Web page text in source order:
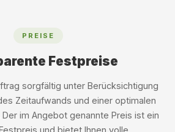
PREISE
Festpreise
sorgfältig unter Berücksichtigung
Zeitaufwands und einer optimalen
im Angebot genannte Preis ist ein
und bietet Ihnen volle